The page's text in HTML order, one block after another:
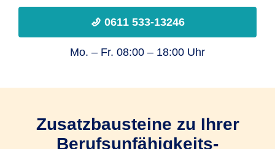
0611 533-13246
Mo. – Fr. 08:00 – 18:00 Uhr
Zusatz­bau­steine zu Ihrer
Berufs­unfähig­keits­